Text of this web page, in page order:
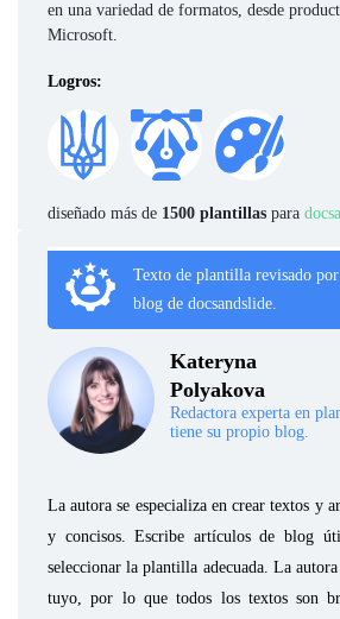
en una variedad de formatos, desde
Microsoft.
Logros:
diseñado más de 1500 plantillas para
Texto de plantilla revisado
blog de docsandslide.
Kateryna
Polyakova
Redactora experta en
tiene su propio blog.
La autora se especializa en crear textos y
y concisos. Escribe artículos de blog
seleccionar la plantilla adecuada. La
tuyo, por lo que todos los textos son